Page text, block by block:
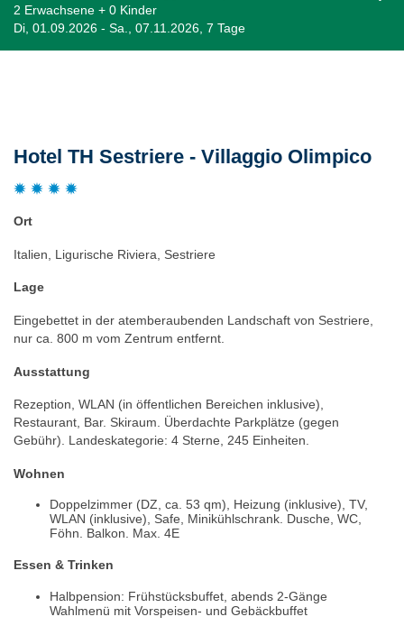
2 Erwachsene + 0 Kinder
Di, 01.09.2026 - Sa., 07.11.2026, 7 Tage
Hotel TH Sestriere - Villaggio Olimpico
Ort
Italien, Ligurische Riviera, Sestriere
Lage
Eingebettet in der atemberaubenden Landschaft von Sestriere,
nur ca. 800 m vom Zentrum entfernt.
Ausstattung
Rezeption, WLAN (in öffentlichen Bereichen inklusive),
Restaurant, Bar. Skiraum. Überdachte Parkplätze (gegen
Gebühr). Landeskategorie: 4 Sterne, 245 Einheiten.
Wohnen
Doppelzimmer (DZ, ca. 53 qm), Heizung (inklusive), TV,
WLAN (inklusive), Safe, Minikühlschrank. Dusche, WC,
Föhn. Balkon. Max. 4E
Essen & Trinken
Halbpension: Frühstücksbuffet, abends 2-Gänge
Wahlmenü mit Vorspeisen- und Gebäckbuffet